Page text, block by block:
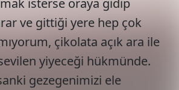
isterse oraya gidip
ve gittiği yere hep çok
çikolata açık ara ile
yiyeceği hükmünde.
gezegenimizi ele